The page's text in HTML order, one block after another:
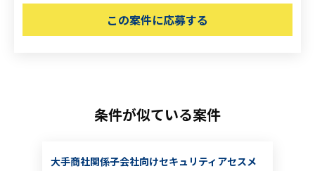
この案件に応募する
条件が似ている案件
大手商社関係子会社向けセキュリティアセスメ